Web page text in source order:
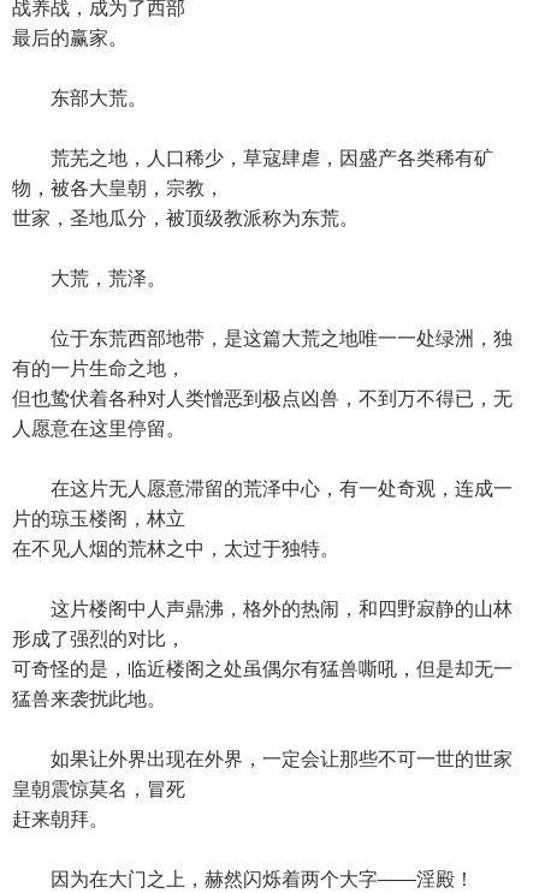
战养战，成为了西部
最后的赢家。
东部大荒。
荒芜之地，人口稀少，草寇肆虐，因盛产各类稀有矿
物，被各大皇朝，宗教，
世家，圣地瓜分，被顶级教派称为东荒。
大荒，荒泽。
位于东荒西部地带，是这篇大荒之地唯一一处绿洲，独
有的一片生命之地，
但也鸷伏着各种对人类憎恶到极点凶兽，不到万不得已，无
人愿意在这里停留。
在这片无人愿意滞留的荒泽中心，有一处奇观，连成一
片的琼玉楼阁，林立
在不见人烟的荒林之中，太过于独特。
这片楼阁中人声鼎沸，格外的热闹，和四野寂静的山林
形成了强烈的对比，
可奇怪的是，临近楼阁之处虽偶尔有猛兽嘶吼，但是却无一
猛兽来袭扰此地。
如果让外界出现在外界，一定会让那些不可一世的世家
皇朝震惊莫名，冒死
赶来朝拜。
因为在大门之上，赫然闪烁着两个大字——淫殿！